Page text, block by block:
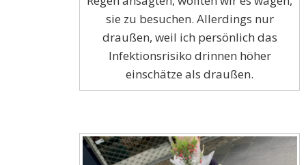
sie zu besuchen. Allerdings nur
draußen, weil ich persönlich das
Infektionsrisiko drinnen höher
einschätze als draußen.